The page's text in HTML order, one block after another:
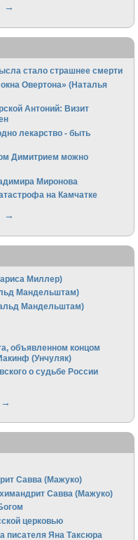
→
стало страшнее смерти
Овертона» (Наталья
Антоний: Визит
лекарство - быть
Димитрием можно
Миронова
на Камчатке
→
Миллер)
Мандельштам)
Мандельштам)
объявленном концом
(Унчуляк)
о судьбе России
→
Савва (Мажуко)
Савва (Мажуко)
церковью
писателя Яна Таксюра